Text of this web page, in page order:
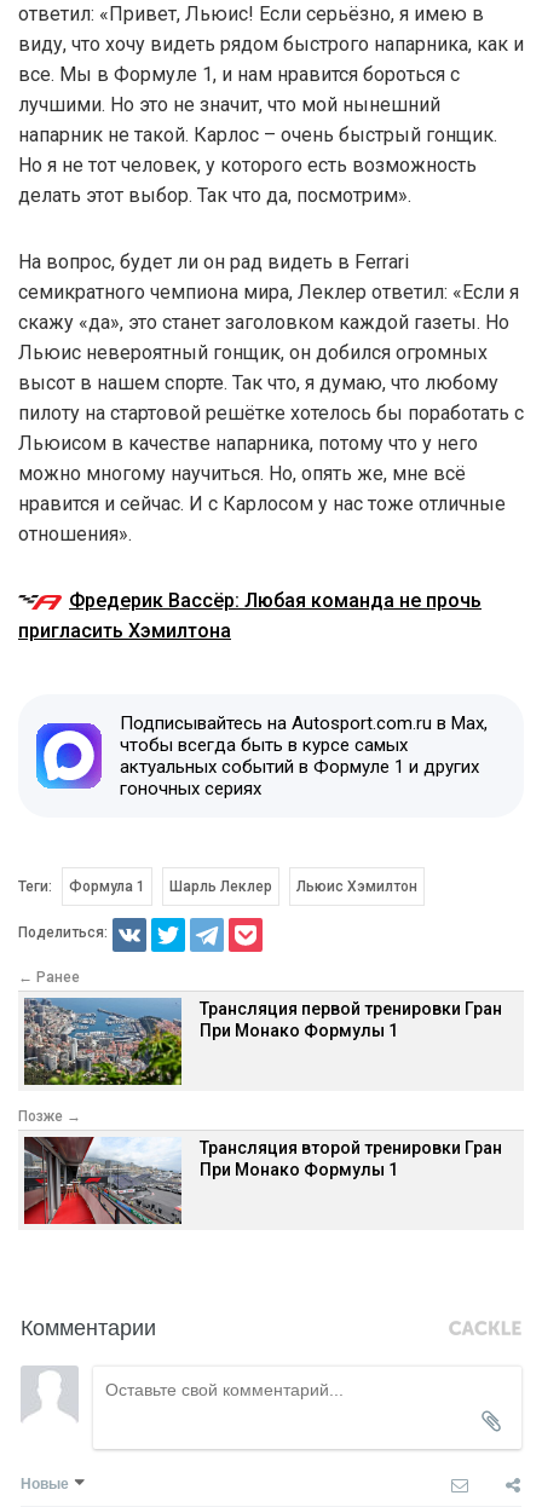
ответил: «Привет, Льюис! Если серьёзно, я имею в
виду, что хочу видеть рядом быстрого напарника, как и
все. Мы в Формуле 1, и нам нравится бороться с
лучшими. Но это не значит, что мой нынешний
напарник не такой. Карлос – очень быстрый гонщик.
Но я не тот человек, у которого есть возможность
делать этот выбор. Так что да, посмотрим».
На вопрос, будет ли он рад видеть в Ferrari
семикратного чемпиона мира, Леклер ответил: «Если я
скажу «да», это станет заголовком каждой газеты. Но
Льюис невероятный гонщик, он добился огромных
высот в нашем спорте. Так что, я думаю, что любому
пилоту на стартовой решётке хотелось бы поработать с
Льюисом в качестве напарника, потому что у него
можно многому научиться. Но, опять же, мне всё
нравится и сейчас. И с Карлосом у нас тоже отличные
отношения».
Фредерик Вассёр: Любая команда не прочь
пригласить Хэмилтона
Подписывайтесь на Autosport.com.ru в Max,
чтобы всегда быть в курсе самых
актуальных событий в Формуле 1 и других
гоночных сериях
Теги: Формула 1 Шарль Леклер Льюис Хэмилтон
Поделиться:
← Ранее
Трансляция первой тренировки Гран
При Монако Формулы 1
Позже →
Трансляция второй тренировки Гран
При Монако Формулы 1
Комментарии
Новые